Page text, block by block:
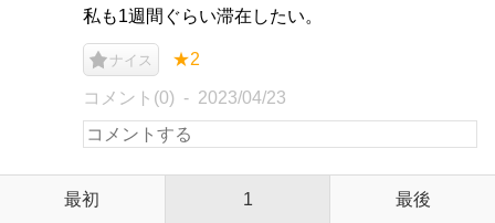
私も1週間ぐらい滞在したい。
ナイス ★2
コメント(0) 2023/04/23
最初 1 最後